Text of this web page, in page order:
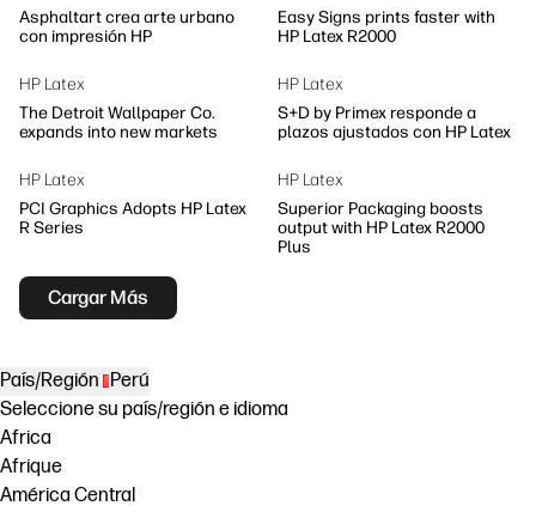
Asphaltart crea arte urbano
con impresión HP
Easy Signs prints faster with
HP Latex R2000
HP Latex
The Detroit Wallpaper Co.
expands into new markets
HP Latex
S+D by Primex responde a
plazos ajustados con HP Latex
HP Latex
PCI Graphics Adopts HP Latex
R Series
HP Latex
Superior Packaging boosts
output with HP Latex R2000
Plus
Cargar Más
País/Región Perú
Seleccione su país/región e idioma
Africa
Afrique
América Central